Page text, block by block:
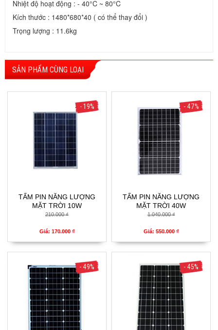
Nhiệt độ hoạt động : - 40°C ~ 80°C
Kích thước : 1480*680*40 ( có thể thay đổi )
Trọng lượng : 11.6kg
SẢN PHẨM CÙNG LOẠI
- 19%
TẤM PIN NĂNG LƯỢNG
MẶT TRỜI 10W
210.000 ₫
Giá: 170.000 ₫
- 47%
TẤM PIN NĂNG LƯỢNG
MẶT TRỜI 40W
1.040.000 ₫
Giá: 550.000 ₫
- 49% - 45%